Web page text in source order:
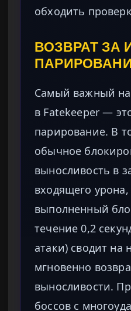
обходить
ВОЗВРАТ ЗА
Самый важный
в Fatekeeper —
парирование. В
обычное
выносливость в
входящего
выполненный
течение 0,2
атаки) сводит на
мгновенно
выносливости.
боссов с